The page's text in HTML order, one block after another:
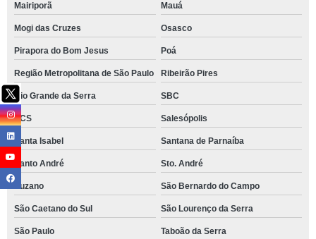
Mairiporã Mauá
Mogi das Cruzes Osasco
Pirapora do Bom Jesus Poá
Região Metropolitana de São Paulo Ribeirão Pires
Rio Grande da Serra SBC
SCS Salesópolis
Santa Isabel Santana de Parnaíba
Santo André Sto. André
Suzano São Bernardo do Campo
São Caetano do Sul São Lourenço da Serra
São Paulo Taboão da Serra